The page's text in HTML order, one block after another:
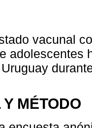
vacunal
adolescentes
MÉTODO